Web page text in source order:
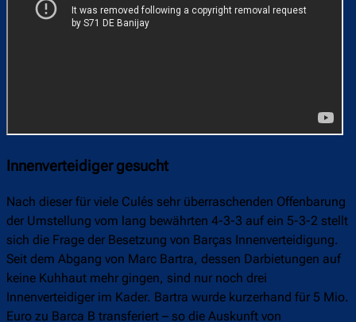
Innenverteidiger gesucht
Nach dieser für viele Culés sehr überraschenden Offenbarung
der Umstellung vom lang bewährten 4-3-3 auf ein 5-3-2 stellt
sich die Frage der Besetzung von Barças Innenverteidigung.
Seit dem Abgang von Marc Bartra, dessen Darbietungen auf
keine Kuhhaut mehr gingen, sind nur noch drei
Innenverteidiger im Kader. Bartra wurde kurzerhand für 5 Mio.
Euro zu Barca B transferiert – so die Auskunft von